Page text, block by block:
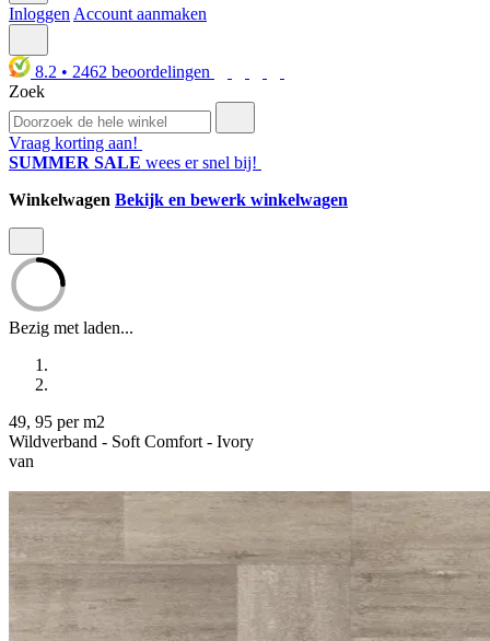
InloggenAccount aanmaken
8.2 • 2462 beoordelingen
Zoek
Vraag korting aan!
SUMMER SALE wees er snel bij!
Winkelwagen Bekijk en bewerk winkelwagen
Bezig met laden...
49, 95 per m2
Wildverband - Soft Comfort - Ivory
van